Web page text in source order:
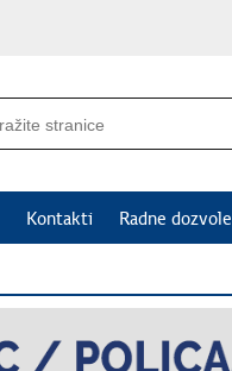
Kontakti Radne dozvole